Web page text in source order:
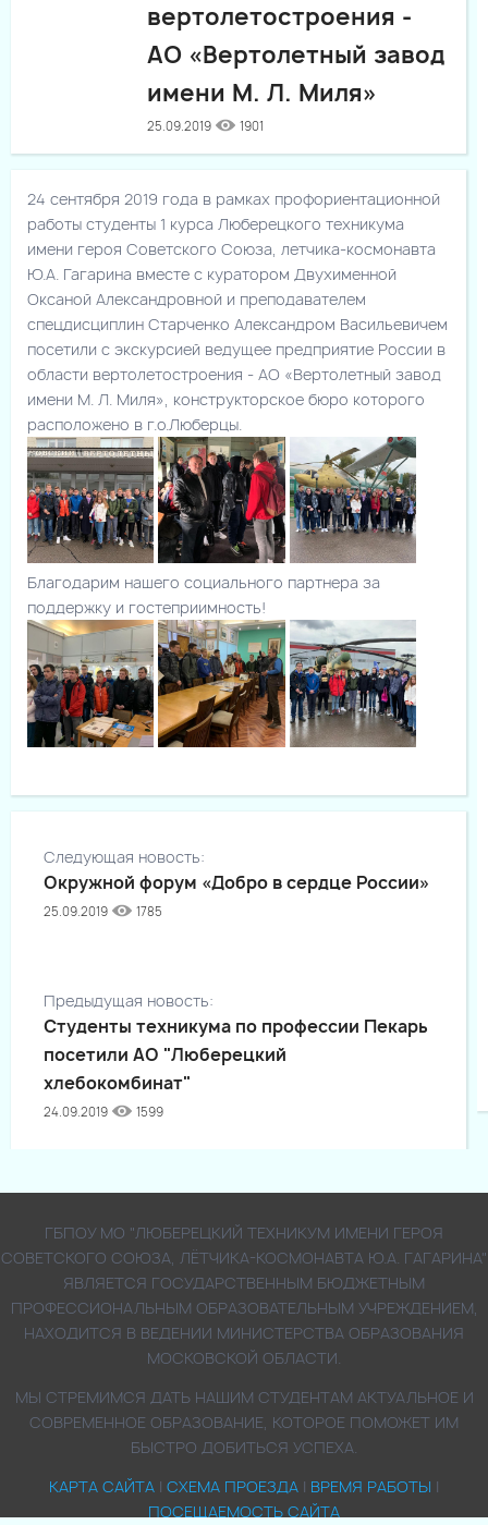
вертолетостроения -
АО «Вертолетный завод
имени М. Л. Миля»
25.09.2019 1901
24 сентября 2019 года в рамках профориентационной
работы студенты 1 курса Люберецкого техникума
имени героя Советского Союза, летчика-космонавта
Ю.А. Гагарина вместе с куратором Двухименной
Оксаной Александровной и преподавателем
спецдисциплин Старченко Александром Васильевичем
посетили с экскурсией ведущее предприятие России в
области вертолетостроения - АО «Вертолетный завод
имени М. Л. Миля», конструкторское бюро которого
расположено в г.о.Люберцы.
Благодарим нашего социального партнера за
поддержку и гостеприимность!
Следующая новость:
Окружной форум «Добро в сердце России»
25.09.2019 1785
Предыдущая новость:
Студенты техникума по профессии Пекарь
посетили АО "Люберецкий
хлебокомбинат"
24.09.2019 1599
ГБПОУ МО "ЛЮБЕРЕЦКИЙ ТЕХНИКУМ ИМЕНИ ГЕРОЯ
СОВЕТСКОГО СОЮЗА, ЛЁТЧИКА-КОСМОНАВТА Ю.А. ГАГАРИНА"
ЯВЛЯЕТСЯ ГОСУДАРСТВЕННЫМ БЮДЖЕТНЫМ
ПРОФЕССИОНАЛЬНЫМ ОБРАЗОВАТЕЛЬНЫМ УЧРЕЖДЕНИЕМ,
НАХОДИТСЯ В ВЕДЕНИИ МИНИСТЕРСТВА ОБРАЗОВАНИЯ
МОСКОВСКОЙ ОБЛАСТИ.
МЫ СТРЕМИМСЯ ДАТЬ НАШИМ СТУДЕНТАМ АКТУАЛЬНОЕ И
СОВРЕМЕННОЕ ОБРАЗОВАНИЕ, КОТОРОЕ ПОМОЖЕТ ИМ
БЫСТРО ДОБИТЬСЯ УСПЕХА.
КАРТА САЙТА | СХЕМА ПРОЕЗДА | ВРЕМЯ РАБОТЫ |
ПОСЕЩАЕМОСТЬ САЙТА